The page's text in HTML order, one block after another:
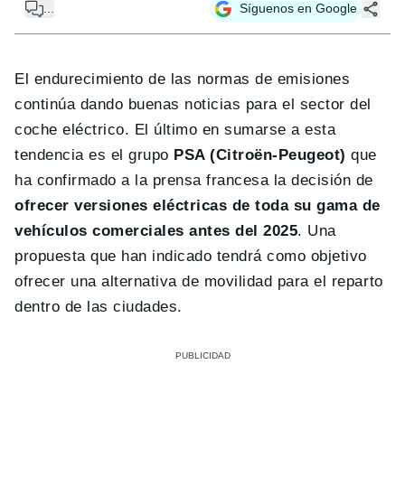
Síguenos en Google
El endurecimiento de las normas de emisiones
continúa dando buenas noticias para el sector del
coche eléctrico. El último en sumarse a esta
tendencia es el grupo PSA (Citroën-Peugeot) que
ha confirmado a la prensa francesa la decisión de
ofrecer versiones eléctricas de toda su gama de
vehículos comerciales antes del 2025. Una
propuesta que han indicado tendrá como objetivo
ofrecer una alternativa de movilidad para el reparto
dentro de las ciudades.